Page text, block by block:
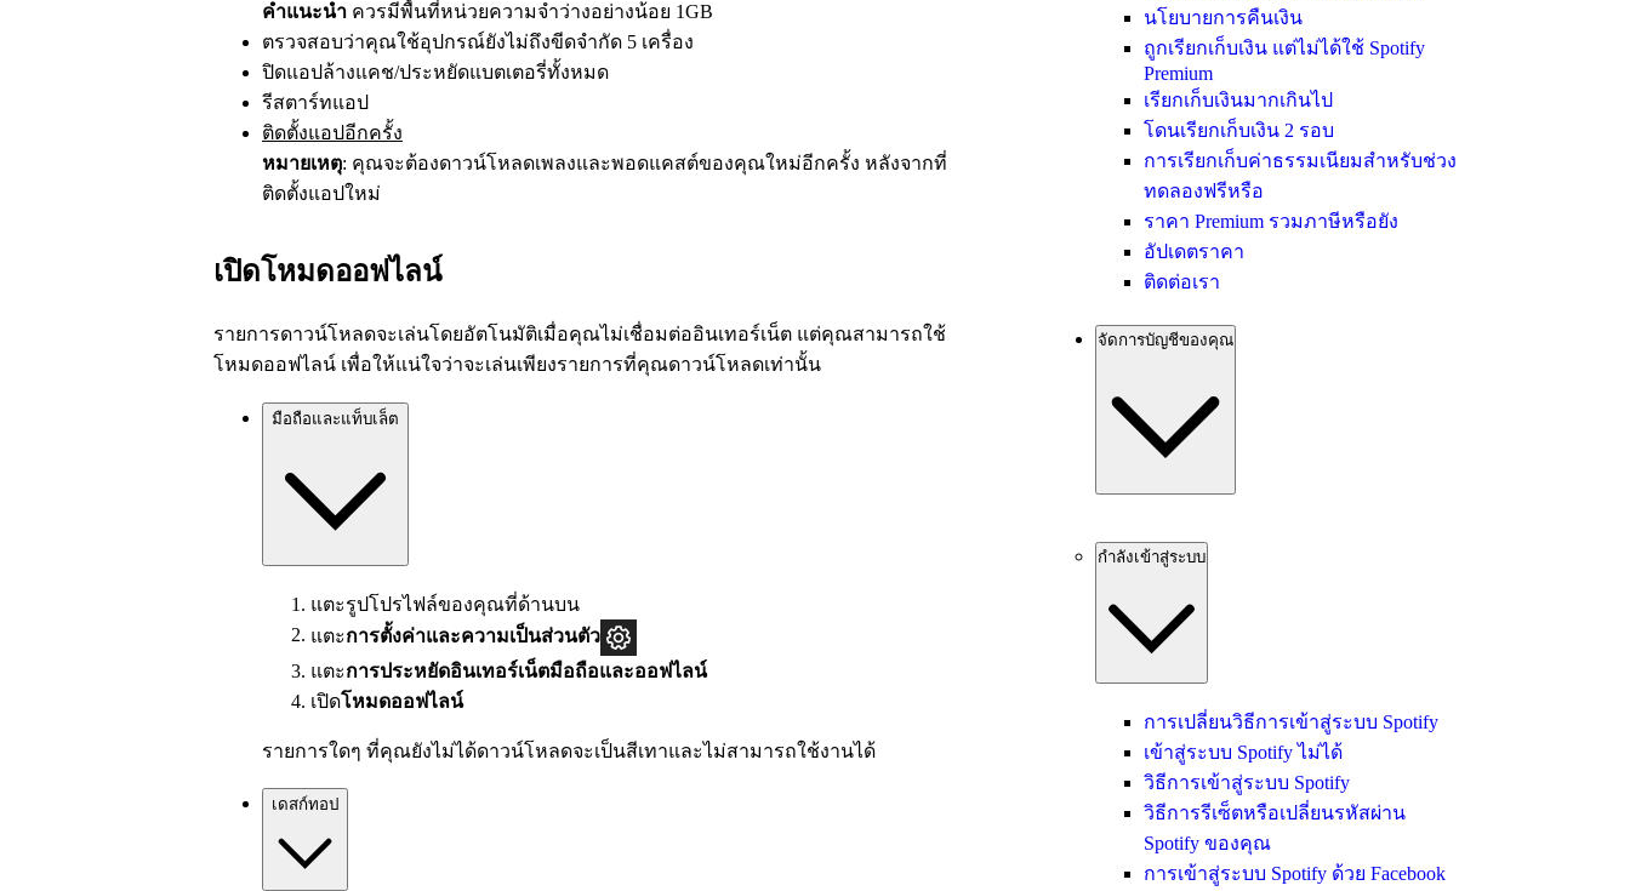
คำแนะนำ ควรมีพื้นที่หน่วยความจำว่างอย่างน้อย 1GB
ตรวจสอบว่าคุณใช้อุปกรณ์ยังไม่ถึงขีดจำกัด 5 เครื่อง
ปิดแอปล้างแคช/ประหยัดแบตเตอรี่ทั้งหมด
รีสตาร์ทแอป
ติดตั้งแอปอีกครั้ง
หมายเหตุ: คุณจะต้องดาวน์โหลดเพลงและพอดแคสต์ของคุณใหม่อีกครั้ง หลังจากที่
ติดตั้งแอปใหม่
เปิดโหมดออฟไลน์
รายการดาวน์โหลดจะเล่นโดยอัตโนมัติเมื่อคุณไม่เชื่อมต่ออินเทอร์เน็ต แต่คุณสามารถใช้
โหมดออฟไลน์ เพื่อให้แน่ใจว่าจะเล่นเพียงรายการที่คุณดาวน์โหลดเท่านั้น
มือถือและแท็บเล็ต
แตะรูปโปรไฟล์ของคุณที่ด้านบน
แตะการตั้งค่าและความเป็นส่วนตัว
แตะการประหยัดอินเทอร์เน็ตมือถือและออฟไลน์
เปิดโหมดออฟไลน์
รายการใดๆ ที่คุณยังไม่ได้ดาวน์โหลดจะเป็นสีเทาและไม่สามารถใช้งานได้
เดสก์ทอป
นโยบายการคืนเงิน
ถูกเรียกเก็บเงิน แต่ไม่ได้ใช้ Spotify
Premium
เรียกเก็บเงินมากเกินไป
โดนเรียกเก็บเงิน 2 รอบ
การเรียกเก็บค่าธรรมเนียมสำหรับช่วง
ทดลองฟรีหรือ
ราคา Premium รวมภาษีหรือยัง
อัปเดตราคา
ติดต่อเรา
จัดการบัญชีของคุณ
กำลังเข้าสู่ระบบ
การเปลี่ยนวิธีการเข้าสู่ระบบ Spotify
เข้าสู่ระบบ Spotify ไม่ได้
วิธีการเข้าสู่ระบบ Spotify
วิธีการรีเซ็ตหรือเปลี่ยนรหัสผ่าน
Spotify ของคุณ
การเข้าสู่ระบบ Spotify ด้วย Facebook